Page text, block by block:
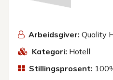
Arbeidsgiver: Quality
Kategori: Hotell
Stillingsprosent: